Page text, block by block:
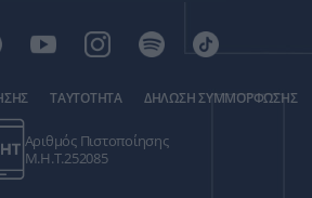
ΤΑΥΤΟΤΗΤΑ ΔΗΛΩΣΗ ΣΥΜΜΟΡΦΩΣΗΣ
Αριθμός Πιστοποίησης
Μ.Η.Τ.252085